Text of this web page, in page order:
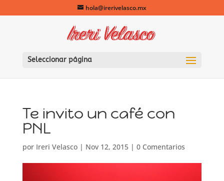
hola@irerivelasco.mx
Seleccionar página
Te invito un café con
PNL
por Ireri Velasco| Nov 12, 2015| 0 Comentarios